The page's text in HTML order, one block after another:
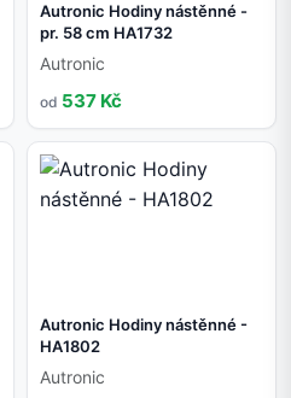
Autronic Hodiny nástěnné -
pr. 58 cm HA1732
Autronic
od 537 Kč
Autronic Hodiny nástěnné -
HA1802
Autronic